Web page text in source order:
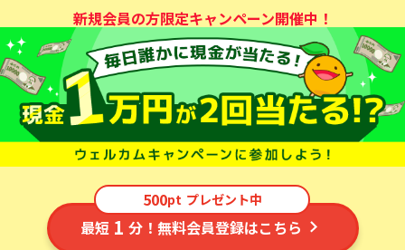
新規会員の方限定キャンペーン開催中！
500pt プレゼント中
最短 1 分！無料会員登録はこちら